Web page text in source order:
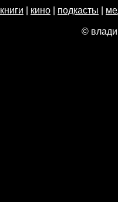
книги кино подкасты
©